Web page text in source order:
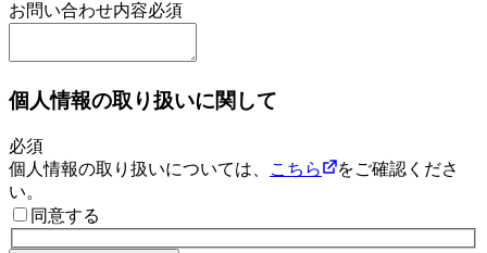
お問い合わせ内容必須
個人情報の取り扱いに関して
必須
個人情報の取り扱いについては、
こちら
をご確認くださ
い。
同意する